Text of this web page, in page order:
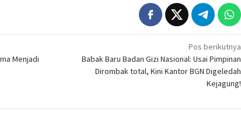
Menjadi
Pos berikutnya
Babak Baru Badan Gizi Nasional: Usai Pimpinan
Dirombak total, Kini Kantor BGN Digeledah
Kejagung!